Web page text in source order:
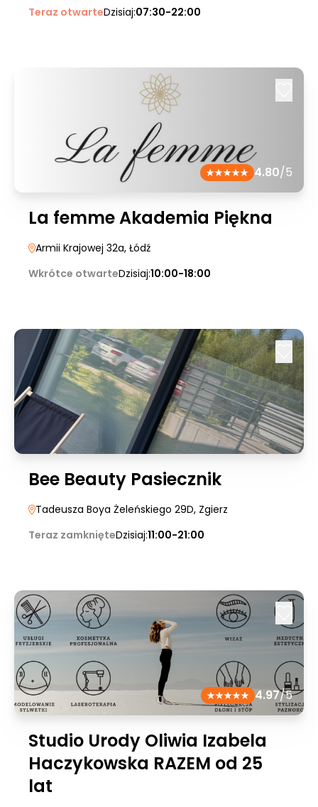
Teraz otwarteDzisiaj:07:30-22:00
4.80/5
La femme Akademia Piękna
Armii Krajowej 32a, Łódź
Wkrótce otwarteDzisiaj:10:00-18:00
Bee Beauty Pasiecznik
Tadeusza Boya Żeleńskiego 29D, Zgierz
Teraz zamknięteDzisiaj:11:00-21:00
4.97/5
Studio Urody Oliwia Izabela
Haczykowska RAZEM od 25
lat